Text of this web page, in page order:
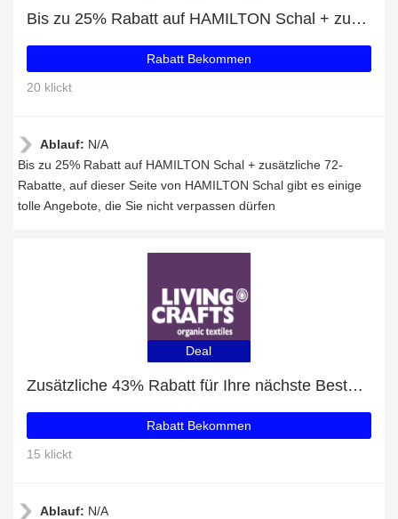
Bis zu 25% Rabatt auf HAMILTON Schal + zusätzliche 72-Rabatte
Rabatt Bekommen
20 klickt
Ablauf: N/A
Bis zu 25% Rabatt auf HAMILTON Schal + zusätzliche 72-
Rabatte, auf dieser Seite von HAMILTON Schal gibt es einige
tolle Angebote, die Sie nicht verpassen dürfen
Deal
Zusätzliche 43% Rabatt für Ihre nächste Bestellung
Rabatt Bekommen
15 klickt
Ablauf: N/A